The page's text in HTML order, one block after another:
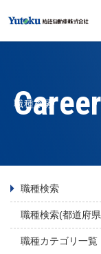
職種検索
職種検索
職種検索(都道府
職種カテゴリ一覧